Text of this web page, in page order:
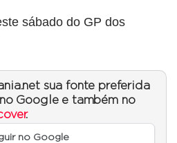
sábado do GP dos
sua fonte preferida
Google e também no
.
no Google